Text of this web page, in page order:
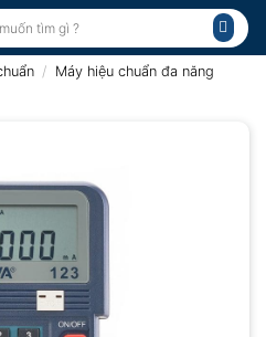
/ Máy hiệu chuẩn đa năng